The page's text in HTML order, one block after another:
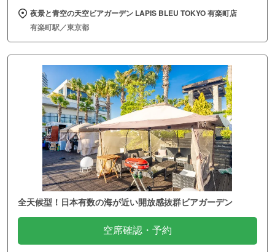
夜景と青空の天空ビアガーデン LAPIS BLEU TOKYO 有楽町店
有楽町駅／東京都
全天候型！日本有数の海が近い開放感抜群ビアガーデン
空席確認・予約